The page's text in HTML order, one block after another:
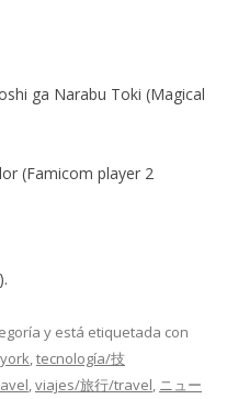
ga Narabu Toki (Magical
(Famicom player 2
y está etiquetada con
,tecnología/技
,viajes/旅行/travel, ニュー